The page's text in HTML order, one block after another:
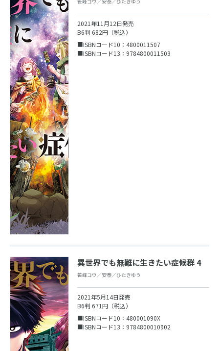
2021年11月12日発売
B6判 682円（税込）
■ISBNコード10：4800011507
■ISBNコード13：9784800011503
異世界でも無難に生きたい症候群 4
笹峰コウ／安泰／ひたきゆう
2021年5月14日発売
B6判 671円（税込）
■ISBNコード10：480001090X
■ISBNコード13：9784800010902